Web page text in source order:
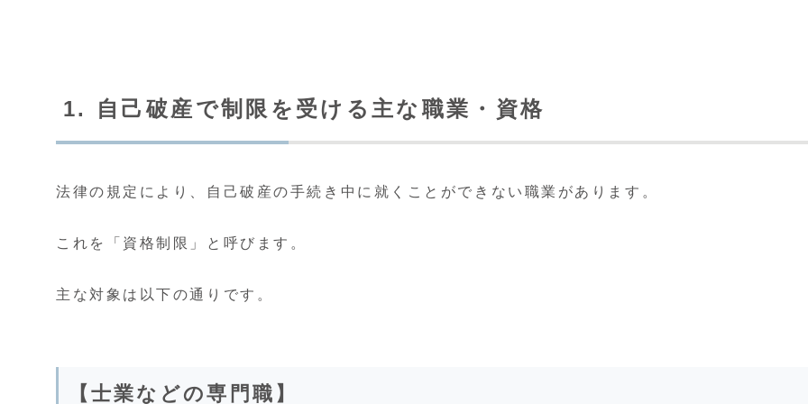
1. 自己破産で制限を受ける主な職業・資格
法律の規定により、自己破産の手続き中に就くことができない職業があります。
これを「資格制限」と呼びます。
主な対象は以下の通りです。
【士業などの専門職】